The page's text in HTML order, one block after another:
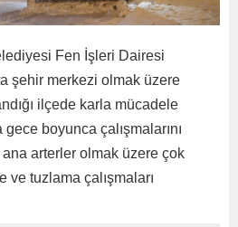
Fen İşleri Dairesi
şehir merkezi olmak üzere
ilçede karla mücadele
gece boyunca çalışmalarını
arterler olmak üzere çok
ve tuzlama çalışmaları